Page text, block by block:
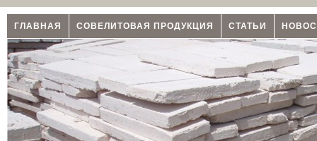
ГЛАВНАЯ СОВЕЛИТОВАЯ ПРОДУКЦИЯ СТАТЬИ